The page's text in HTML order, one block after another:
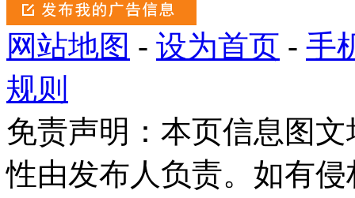
网站地图 - 设为首页 - 手
规则
免责声明：本页信息图
性由发布人负责。如有